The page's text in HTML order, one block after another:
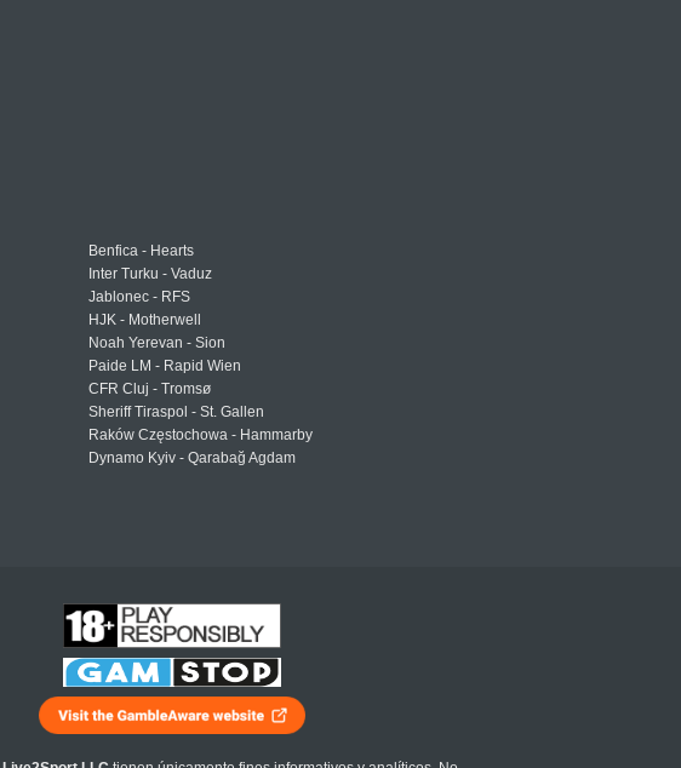
Benfica - Hearts
Inter Turku - Vaduz
Jablonec - RFS
HJK - Motherwell
Noah Yerevan - Sion
Paide LM - Rapid Wien
CFR Cluj - Tromsø
Sheriff Tiraspol - St. Gallen
Raków Częstochowa - Hammarby
Dynamo Kyiv - Qarabağ Agdam